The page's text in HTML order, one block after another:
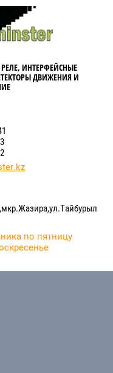
ИНТЕРФЕЙСНЫЕ
ДВИЖЕНИЯ И
по пятницу